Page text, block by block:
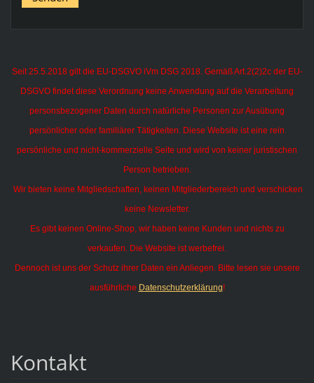
Seit 25.5.2018 gilt die EU-DSGVO iVm DSG 2018. Gemäß Art.2(2)2c der EU-
DSGVO findet diese Verordnung keine Anwendung auf die Verarbeitung
personsbezogener Daten durch natürliche Personen zur Ausübung
persönlicher oder familiärer Tätigkeiten. Diese Website ist eine rein
persönliche und nicht-kommerzielle Seite und wird von keiner juristischen
Person betrieben.
Wir bieten keine Mitgliedschaften, keinen Mitgliederbereich und verschicken
keine Newsletter.
Es gibt keinen Online-Shop, wir haben keine Kunden und nichts zu
verkaufen. Die Website ist werbefrei.
Dennoch ist uns der Schutz ihrer Daten ein Anliegen. Bitte lesen sie unsere
ausführliche Datenschutzerklärung!
Kontakt